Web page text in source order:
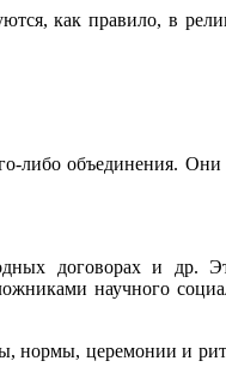
как правило, в
либо объединения.
договорах и др.
научного
нормы, церемонии и